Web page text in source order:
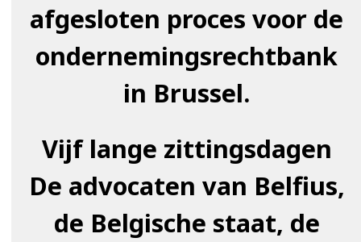
afgesloten proces voor de
ondernemingsrechtbank
in Brussel.
Vijf lange zittingsdagen
De advocaten van Belfius,
de Belgische staat, de